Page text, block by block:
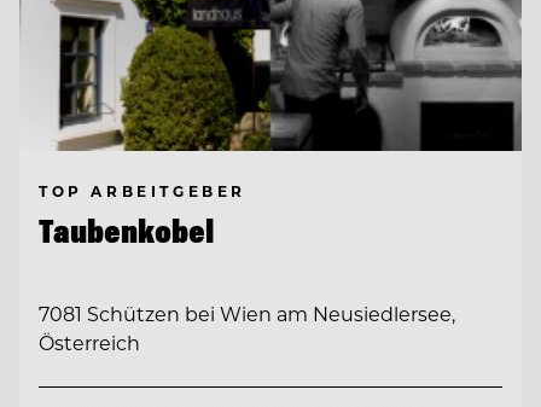
TOP ARBEITGEBER
Taubenkobel
7081 Schützen bei Wien am Neusiedlersee,
Österreich